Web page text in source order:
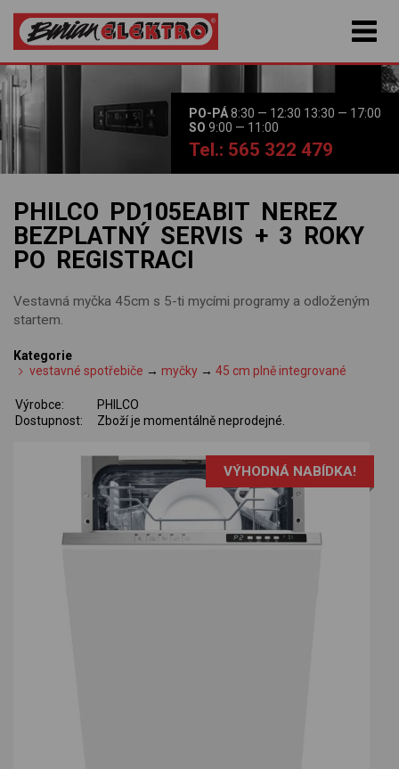
PO-PÁ8:30 — 12:30 13:30 — 17:00
SO 9:00 — 11:00
Tel.: 565 322 479
PHILCO PD105EABIT NEREZ
BEZPLATNÝ SERVIS + 3 ROKY
PO REGISTRACI
Vestavná myčka 45cm s 5-ti mycími programy a odloženým
startem.
Kategorie
vestavné spotřebiče →myčky →45 cm plně integrované
Výrobce:
PHILCO
Dostupnost:
Zboží je momentálně neprodejné.
VÝHODNÁ NABÍDKA!